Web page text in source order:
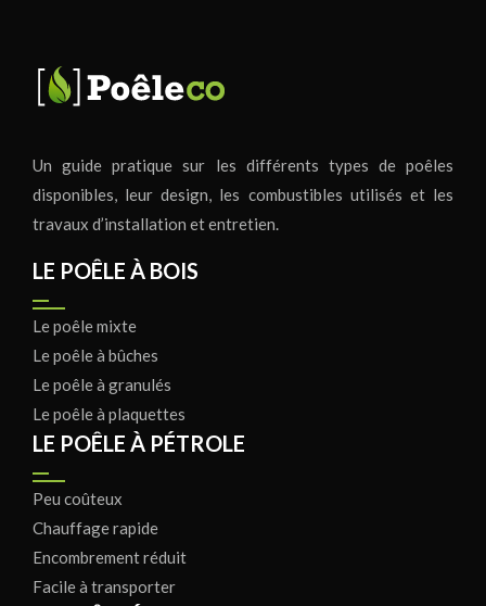
Un guide pratique sur les différents types de poêles
disponibles, leur design, les combustibles utilisés et les
travaux d’installation et entretien.
LE POÊLE À BOIS
Le poêle mixte
Le poêle à bûches
Le poêle à granulés
Le poêle à plaquettes
LE POÊLE À PÉTROLE
Peu coûteux
Chauffage rapide
Encombrement réduit
Facile à transporter